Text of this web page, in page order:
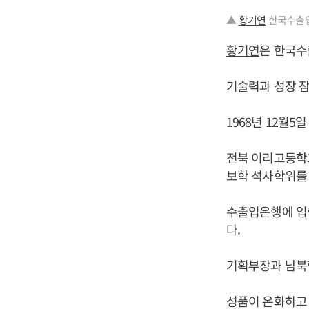
▲황기연 한국수출
황기연은 한국
기술력과 성장
1968년 12월5
전북 이리고등
보학 석사학위
수출입은행에
다.
기획부장과 남
성품이 온화하